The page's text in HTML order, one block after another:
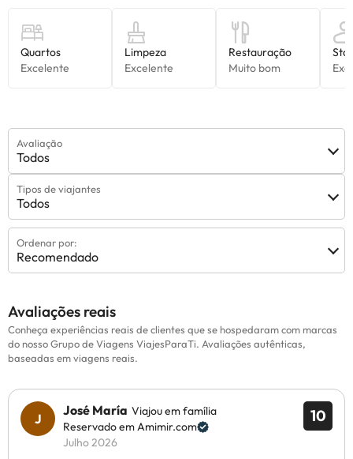
Avaliação
Todos
Tipos de viajantes
Todos
Ordenar por:
Recomendado
Avaliações reais
Conheça experiências reais de clientes que se hospedaram com marcas
do nosso Grupo de Viagens ViajesParaTi. Avaliações autênticas,
baseadas em viagens reais.
10
José María Viajou em família
Reservado em Amimir.com
Julho 2026